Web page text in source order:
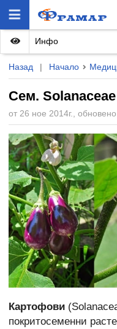
Назад | Начало
Сем.
от 26 ное 2014г.,
Инфо
Картофови
покритосеменни